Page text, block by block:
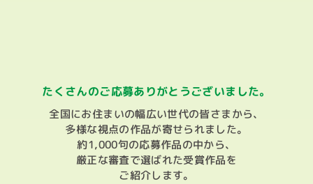
マタニティ&ベビーセミナー
授乳室の開放
たくさんのご応募ありがとうございました。
全国にお住まいの幅広い世代の皆さまから、
多様な視点の作品が寄せられました。
約1,000句の応募作品の中から、
厳正な審査で選ばれた受賞作品を
ご紹介します。